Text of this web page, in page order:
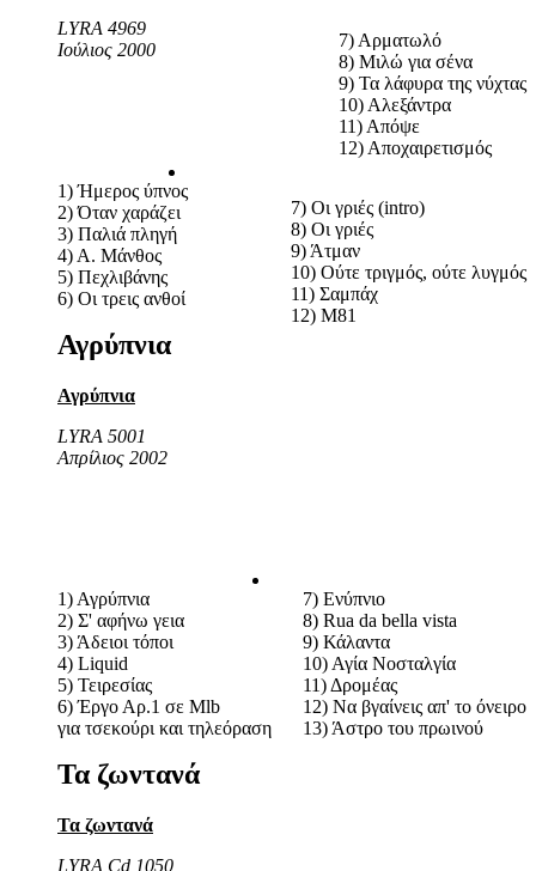
7) Αρματωλό
8) Μιλώ για σένα
9) Τα λάφυρα της νύχτας
10) Αλεξάντρα
11) Απόψε
12) Αποχαιρετισμός
LYRA 4969
Ιούλιος 2000
1) Ήμερος ύπνος
2) Όταν χαράζει
3) Παλιά πληγή
4) Α. Μάνθος
5) Πεχλιβάνης
6) Οι τρεις ανθοί
7) Οι γριές (intro)
8) Οι γριές
9) Άτμαν
10) Ούτε τριγμός, ούτε λυγμός
11) Σαμπάχ
12) M81
Αγρύπνια
Αγρύπνια
LYRA 5001
Απρίλιος 2002
1) Αγρύπνια
2) Σ' αφήνω γεια
3) Άδειοι τόποι
4) Liquid
5) Τειρεσίας
6) Έργο Αρ.1 σε Mlb
για τσεκούρι και τηλεόραση
7) Ενύπνιο
8) Rua da bella vista
9) Κάλαντα
10) Αγία Νοσταλγία
11) Δρομέας
12) Να βγαίνεις απ' το όνειρο
13) Άστρο του πρωινού
Τα ζωντανά
Τα ζωντανά
LYRA Cd 1050